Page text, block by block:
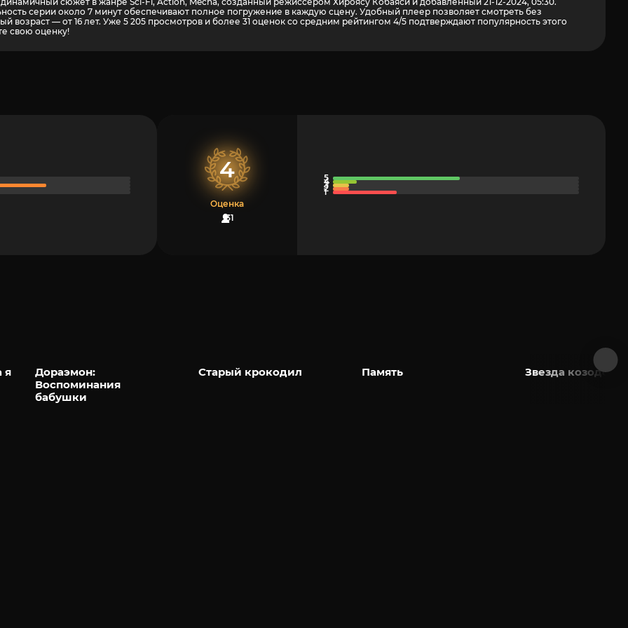
серии около 7 минут обеспечивают полное погружение в каждую сцену. Удобный плеер позволяет смотреть без
возраст — от 16 лет. Уже 5 205 просмотров и более 31 оценок со средним рейтингом 4/5 подтверждают популярность этого
свою оценку!
4
Оценка
31
я
Дораэмон:
Воспоминания
бабушки
Старый крокодил Память Звезда козодоя